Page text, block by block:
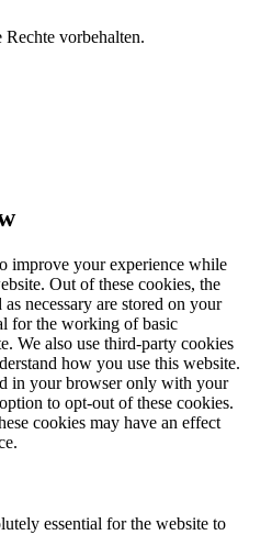
vorbehalten.
improve your experience while
Out of these cookies, the
necessary are stored on your
for the working of basic
We also use third-party cookies
how you use this website.
in your browser only with your
to opt-out of these cookies.
cookies may have an effect
essential for the website to